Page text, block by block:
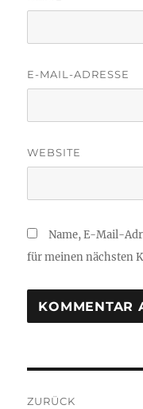
E-MAIL-ADRESSE
WEBSITE
Name, E-Mail-
für meinen nächsten
ZURÜCK